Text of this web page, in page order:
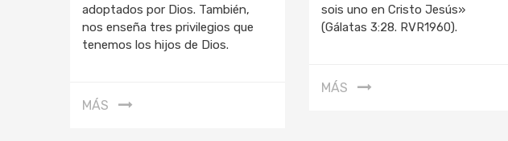
adoptados por Dios. También,
nos enseña tres privilegios que
tenemos los hijos de Dios.
MÁS
sois uno en Cristo Jesús»
(Gálatas 3:28. RVR1960).
MÁS